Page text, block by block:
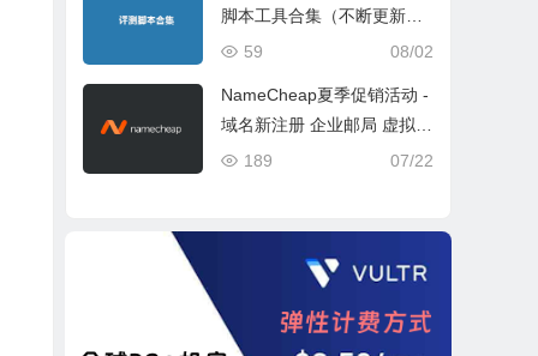
脚本工具合集（不断更新完
善）
08/02
59
NameCheap夏季促销活动 -
域名新注册 企业邮局 虚拟主
机活动盘点
07/22
189